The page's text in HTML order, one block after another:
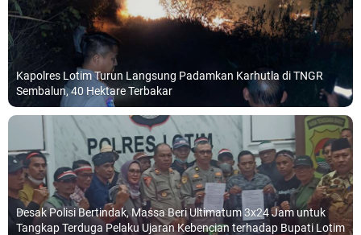
Kapolres Lotim Turun Langsung Padamkan Karhutla di TNGR
Sembalun, 40 Hektare Terbakar
Desak Polisi Bertindak, Massa Beri Ultimatum 3x24 Jam untuk
Tangkap Terduga Pelaku Ujaran Kebencian terhadap Bupati Lotim